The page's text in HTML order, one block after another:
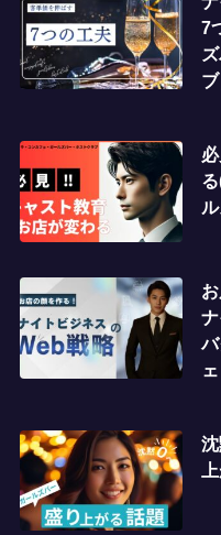
7
ブ
ル